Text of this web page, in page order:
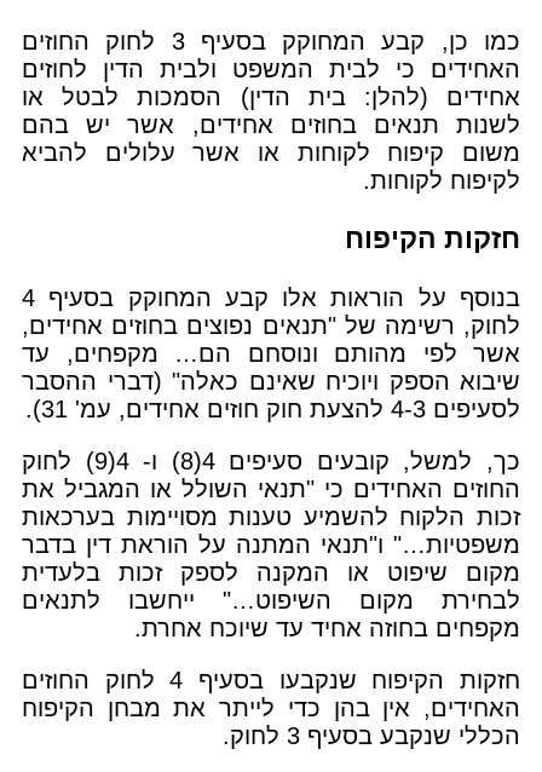
כמו כן, קבע המחוקק בסעיף 3 לחוק החוזים
האחידים כי לבית המשפט ולבית הדין לחוזים
אחידים (להלן: בית הדין) הסמכות לבטל או
לשנות תנאים בחוזים אחידים, אשר יש בהם
משום קיפוח לקוחות או אשר עלולים להביא
לקיפוח לקוחות.
חזקות הקיפוח
בנוסף על הוראות אלו קבע המחוקק בסעיף 4
לחוק, רשימה של "תנאים נפוצים בחוזים אחידים,
אשר לפי מהותם ונוסחם הם… מקפחים, עד
שיבוא הספק ויוכיח שאינם כאלה" (דברי ההסבר
לסעיפים 4-3 להצעת חוק חוזים אחידים, עמ' 31).
כך, למשל, קובעים סעיפים 4(8) ו- 4(9) לחוק
החוזים האחידים כי "תנאי השולל או המגביל את
זכות הלקוח להשמיע טענות מסויימות בערכאות
משפטיות…" ו"תנאי המתנה על הוראת דין בדבר
מקום שיפוט או המקנה לספק זכות בלעדית
לבחירת מקום השיפוט…" ייחשבו לתנאים
מקפחים בחוזה אחיד עד שיוכח אחרת.
חזקות הקיפוח שנקבעו בסעיף 4 לחוק החוזים
האחידים, אין בהן כדי לייתר את מבחן הקיפוח
הכללי שנקבע בסעיף 3 לחוק.